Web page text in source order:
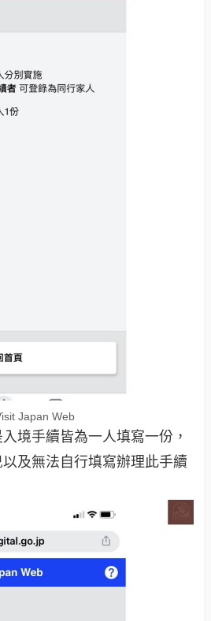
Japan Web
境手續皆為一人填寫一份，
及無法自行填寫辦理此手續